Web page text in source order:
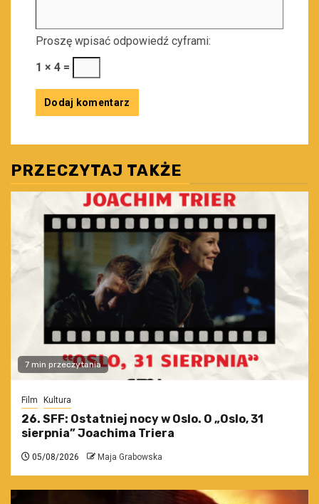
Proszę wpisać odpowiedź cyframi:
1 × 4 =
PRZECZYTAJ TAKŻE
7 min przeczytania
Film Kultura
26. SFF: Ostatniej nocy w Oslo. O „Oslo, 31
sierpnia” Joachima Triera
05/08/2026 Maja Grabowska